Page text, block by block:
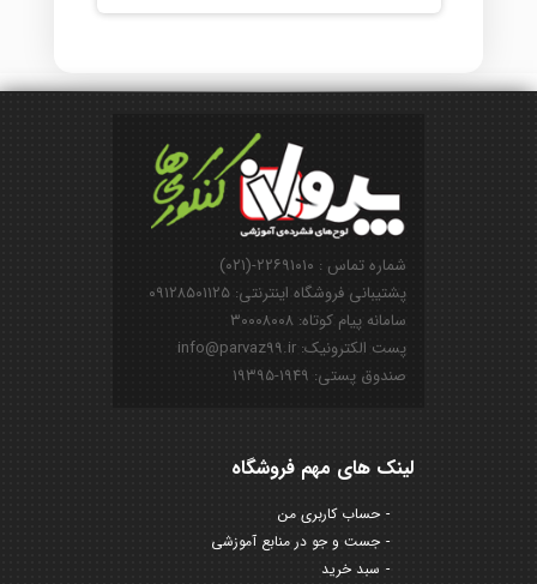
شماره تماس : ۲۲۶۹۱۰۱۰-(۰۲۱)
پشتیبانی فروشگاه اینترنتی: ۰۹۱۲۸۵۰۱۱۲۵
سامانه پیام کوتاه: ۳۰۰۰۸۰۰۸
پست الکترونیک: info@parvaz99.ir
صندوق پستی: ۱۹۴۹-۱۹۳۹۵
لینک های مهم فروشگاه
حساب کاربری من
جست و جو در منابع آموزشی
سبد خرید